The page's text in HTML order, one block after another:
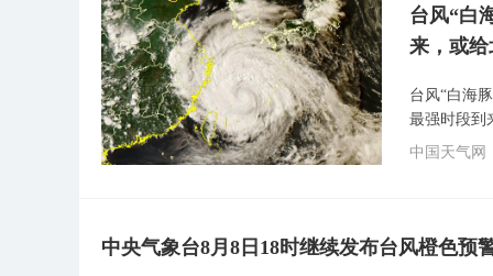
台风“白
来，或
台风“白海
最强时段到
中国天气网
中央气象台8月8日18时继续发布台风橙色预